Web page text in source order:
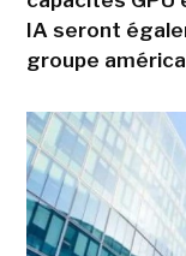
IA seront
groupe